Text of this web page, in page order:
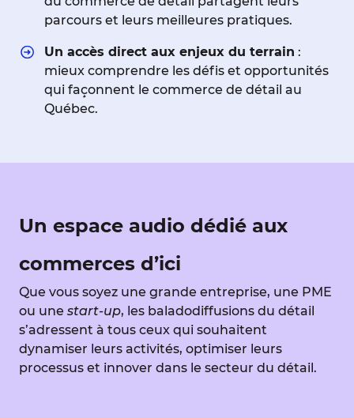
parcours et leurs meilleures pratiques.
Un accès direct aux enjeux du terrain :
mieux comprendre les défis et opportunités
qui façonnent le commerce de détail au
Québec.
Un espace audio dédié aux
commerces d’ici
Que vous soyez une grande entreprise, une PME
ou une start-up, les baladodiffusions du détail
s’adressent à tous ceux qui souhaitent
dynamiser leurs activités, optimiser leurs
processus et innover dans le secteur du détail.